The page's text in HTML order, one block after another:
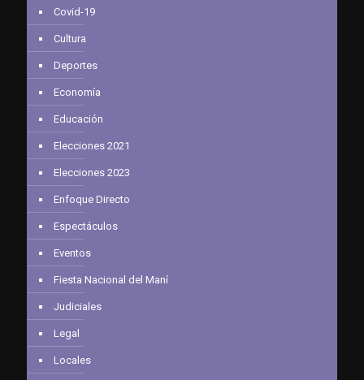
Covid-19
Cultura
Deportes
Economía
Educación
Elecciones 2021
Elecciones 2023
Enfoque Directo
Espectáculos
Eventos
Fiesta Nacional del Maní
Judiciales
Legal
Locales